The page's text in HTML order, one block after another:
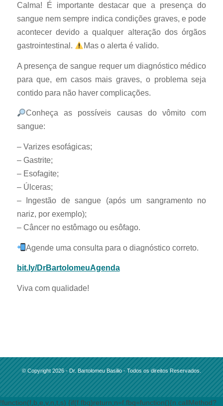
Calma! É importante destacar que a presença do
sangue nem sempre indica condições graves, e pode
acontecer devido a qualquer alteração dos órgãos
gastrointestinal.
Mas o alerta é valido.
A presença de sangue requer um diagnóstico médico
para que, em casos mais graves, o problema seja
contido para não haver complicações.
Conheça as possíveis causas do vômito com
sangue:
– Varizes esofágicas;
– Gastrite;
– Esofagite;
– Úlceras;
– Ingestão de sangue (após um sangramento no
nariz, por exemplo);
– Câncer no estômago ou esôfago.
Agende uma consulta para o diagnóstico correto.
bit.ly/DrBartolomeuAgenda
Viva com qualidade!
© Copyright 2026 - Dr. Bartolomeu Basilio - Todos os direitos Reservados.
!function(f,b,e,v,n,t,s) {if(f.fbq)return;n=f.fbq=function(){n.callMethod?